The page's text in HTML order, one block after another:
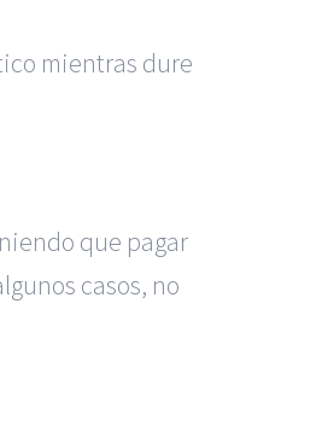
mientras dure
que pagar
casos, no